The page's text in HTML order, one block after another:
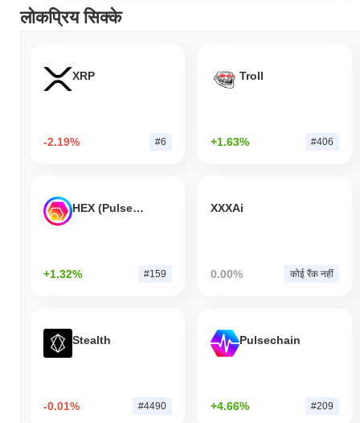
लोकप्रिय सिक्के
XRP
-2.19% #6
Troll
+1.63% #406
HEX (Pulsechain)
+1.32% #159
XXXAi
0.00% कोई रैंक नहीं
Stealth
-0.01% #4490
Pulsechain
+4.66% #209